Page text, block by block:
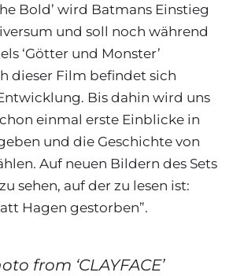
Bold’ wird Batmans Einstieg
und soll noch während
‘Götter und Monster’
dieser Film befindet sich
Bis dahin wird uns
einmal erste Einblicke in
und die Geschichte von
Auf neuen Bildern des Sets
sehen, auf der zu lesen ist:
Hagen gestorben”.
from ‘CLAYFACE’